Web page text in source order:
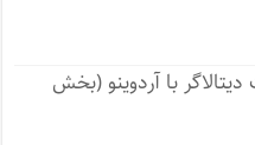
با آردوینو (بخش